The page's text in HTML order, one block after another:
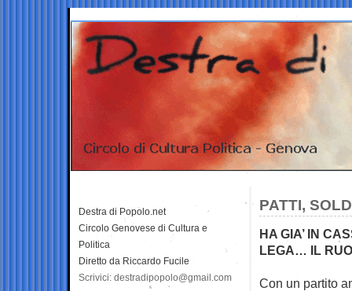
PATTI,
HA GIA’ IN
LEGA… IL
Con un partito
Destra di Popolo.net
Circolo Genovese di Cultura e
Politica
Diretto da Riccardo Fucile
Scrivici: destradipopolo@gmail.com